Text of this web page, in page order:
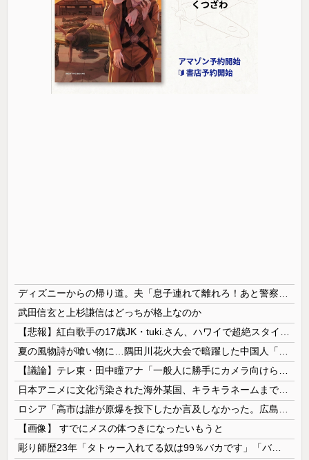
武田信玄と上杉謙信はどっちが格上なのか
【画像】 すでにメスの体つきになったいもうと
彫り師歴23年「タトゥー入れてる奴は99％バカです」「バカは5000円が好き」無断キャンセル、挨拶できない、金がない…客層をぶっちゃけ